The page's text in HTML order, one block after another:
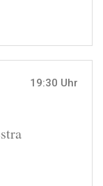
19:30 Uhr